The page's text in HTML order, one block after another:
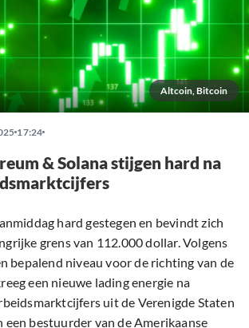
Altcoin, Bitcoin
17:24
& Solana stijgen hard na
hard gestegen en bevindt zich
grens van 112.000 dollar. Volgens
bepalend niveau voor de richting van de
een nieuwe lading energie na
uit de Verenigde Staten
een bestuurder van de Amerikaanse